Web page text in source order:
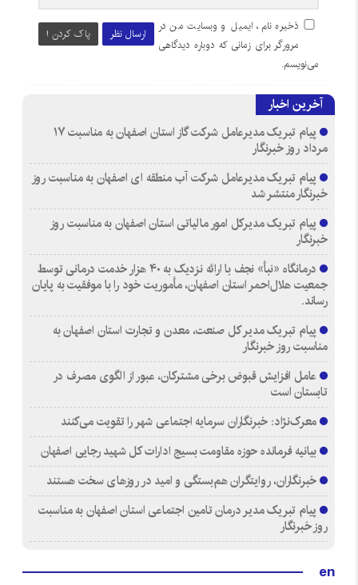
ارسال نظر پاک کردن !
ذخیره نام، ایمیل و وبسایت من در
مرورگر برای زمانی که دوباره دیدگاهی
می‌نویسم.
آخرین اخبار
پیام تبریک مدیرعامل شرکت گاز استان اصفهان به مناسبت ۱۷
مرداد روز خبرنگار
پیام تبریک مدیرعامل شرکت آب منطقه ای اصفهان به مناسبت روز
خبرنگار منتشر شد
پیام تبریک مدیرکل امور مالیاتی استان اصفهان به مناسبت روز
خبرنگار
درمانگاه «نبأ» نجف با ارائه نزدیک به ۴۰ هزار خدمت درمانی توسط
جمعیت هلال‌احمر استان اصفهان، مأموریت خود را با موفقیت به پایان
رساند.
پیام تبریک مدیر کل صنعت، معدن و تجارت استان اصفهان به
مناسبت روز خبرنگار
عامل افزایش قبوض برخی مشترکان، عبور از الگوی مصرف در
تابستان است
معرک‌نژاد: خبرنگاران سرمایه اجتماعی شهر را تقویت می‌کنند
بیانیه فرمانده حوزه مقاومت بسیج ادارات کل شهید رجایی اصفهان
خبرنگاران، روایتگران هم‌بستگی و امید در روزهای سخت هستند
پیام تبریک مدیر درمان تامین اجتماعی استان اصفهان به مناسبت
روز خبرنگار
en